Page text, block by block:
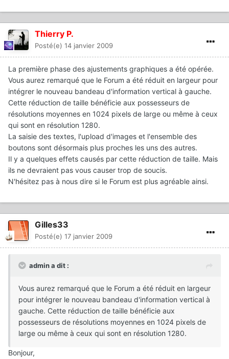
Thierry P.
Posté(e) 14 janvier 2009
La première phase des ajustements graphiques a été opérée.
Vous aurez remarqué que le Forum a été réduit en largeur pour
intégrer le nouveau bandeau d'information vertical à gauche.
Cette réduction de taille bénéficie aux possesseurs de
résolutions moyennes en 1024 pixels de large ou même à ceux
qui sont en résolution 1280.
La saisie des textes, l'upload d'images et l'ensemble des
boutons sont désormais plus proches les uns des autres.
Il y a quelques effets causés par cette réduction de taille. Mais
ils ne devraient pas vous causer trop de soucis.
N'hésitez pas à nous dire si le Forum est plus agréable ainsi.
Gilles33
Posté(e) 17 janvier 2009
admin a dit :
Vous aurez remarqué que le Forum a été réduit en largeur
pour intégrer le nouveau bandeau d'information vertical à
gauche. Cette réduction de taille bénéficie aux
possesseurs de résolutions moyennes en 1024 pixels de
large ou même à ceux qui sont en résolution 1280.
Bonjour,